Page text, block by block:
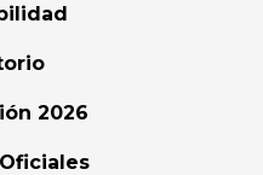
2026